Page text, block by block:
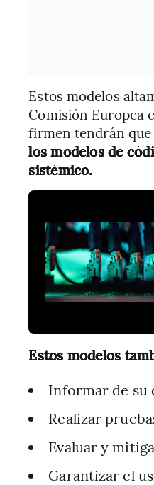
Estos modelos
Comisión Europea
firmen tendrán que
los modelos de
sistémico.
Estos modelos
Informar de su
Realizar
Evaluar y
Garantizar el